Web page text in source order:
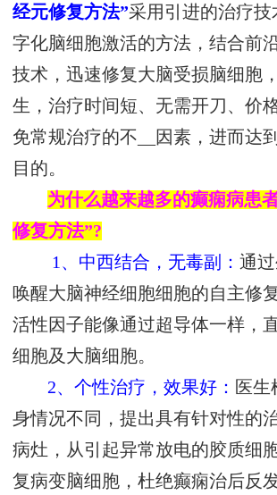
经元修复方法”采用引进的治疗
字化脑细胞激活的方法，结合前
技术，迅速修复大脑受损脑细胞
生，治疗时间短、无需开刀、价
免常规治疗的不__因素，进而达
目的。
为什么越来越多的癫痫病患
修复方法”?
1、中西结合，无毒副：通
唤醒大脑神经细胞细胞的自主修
活性因子能像通过超导体一样，
细胞及大脑细胞。
2、个性治疗，效果好： 医生
身情况不同，提出具有针对性的
病灶，从引起异常放电的胶质细
复病变脑细胞，杜绝癫痫治后反发